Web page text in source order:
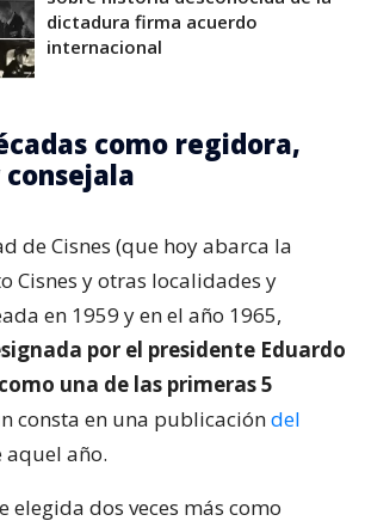
dictadura firma acuerdo
internacional
como regidora,
de Cisnes (que hoy abarca la
Cisnes y otras localidades y
en 1959 y en el año 1965,
por el presidente Eduardo
una de las primeras 5
consta en una publicacióndel
aquel año.
elegida dos veces más como